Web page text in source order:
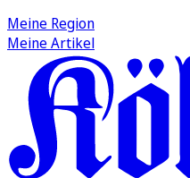
Meine Region
Meine Artikel